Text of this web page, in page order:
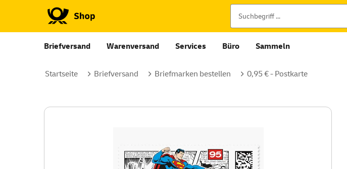
Briefversand Warenversand Services Büro Sammeln
Startseite Briefversand Briefmarken bestellen 0,95 € - Postkarte